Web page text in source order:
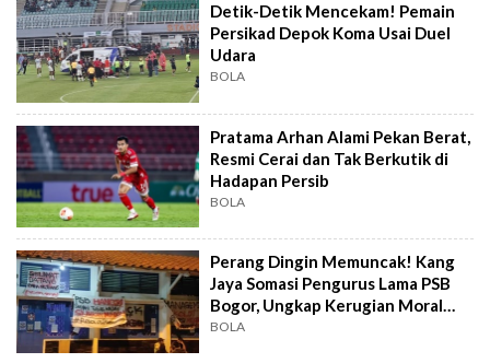
Detik-Detik Mencekam! Pemain
Persikad Depok Koma Usai Duel
Udara
BOLA
Pratama Arhan Alami Pekan Berat,
Resmi Cerai dan Tak Berkutik di
Hadapan Persib
BOLA
Perang Dingin Memuncak! Kang
Jaya Somasi Pengurus Lama PSB
Bogor, Ungkap Kerugian Moral
dan ...
BOLA